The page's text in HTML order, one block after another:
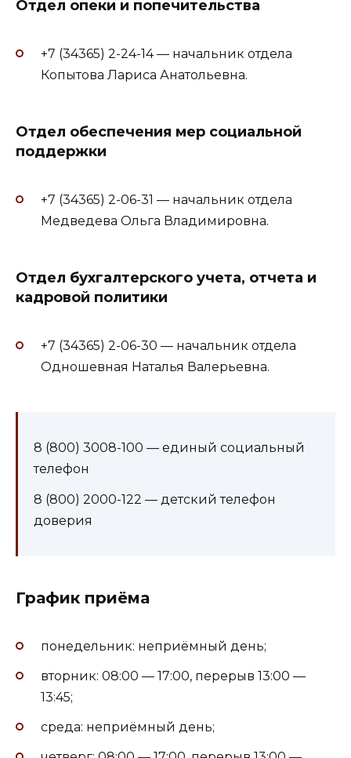
Отдел опеки и попечительства
+7 (34365) 2-24-14 — начальник отдела
Копытова Лариса Анатольевна.
Отдел обеспечения мер социальной
поддержки
+7 (34365) 2-06-31 — начальник отдела
Медведева Ольга Владимировна.
Отдел бухгалтерского учета, отчета и
кадровой политики
+7 (34365) 2-06-30 — начальник отдела
Одношевная Наталья Валерьевна.
8 (800) 3008-100 — единый социальный
телефон
8 (800) 2000-122 — детский телефон
доверия
График приёма
понедельник: неприёмный день;
вторник: 08:00 — 17:00, перерыв 13:00 —
13:45;
среда: неприёмный день;